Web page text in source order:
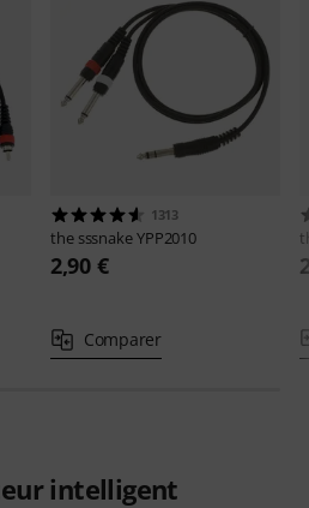
1313
the sssnakeYPP2010
2,90 €
Comparer
intelligent